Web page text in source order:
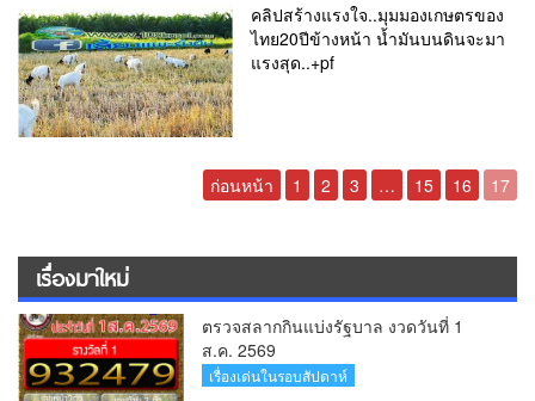
คลิปสร้างแรงใจ..มุมมองเกษตรของ
ไทย20ปีข้างหน้า น้ำมันบนดินจะมา
แรงสุด..+pf
ก่อนหน้า 1 2 3 … 15 16 17
เรื่องมาใหม่
ตรวจสลากกินแบ่งรัฐบาล งวดวันที่ 1
ส.ค. 2569
เรื่องเด่นในรอบสัปดาห์